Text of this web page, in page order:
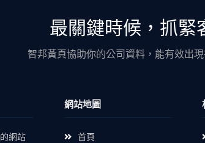
最關鍵時候，抓緊
智邦黃頁協助你的公司資料，能有效出
網站
網站地圖
首頁